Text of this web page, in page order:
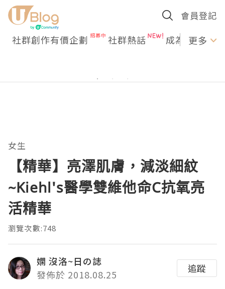
會員登記
社群創作有價企劃 社群熱話 成為U更多
女生
【精華】亮澤肌膚，減淡細紋
~Kiehl's醫學雙維他命C抗氧亮
活精華
瀏覽次數:748
嫻 沒洛~日の誌
發佈於 2018.08.25
追蹤